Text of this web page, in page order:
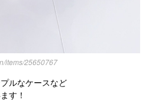
items/25650767
ルなケースなど
す！